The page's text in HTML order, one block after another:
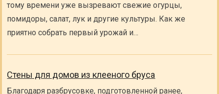
тому времени уже вызревают свежие огурцы,
помидоры, салат, лук и другие культуры. Как же
приятно собрать первый урожай и…
Стены для домов из клееного бруса
Благодаря разбрусовке, подготовленной ранее,